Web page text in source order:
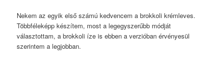
Nekem az egyik első számú kedvencem a brokkoli krémleves.
Többféleképp készítem, most a legegyszerűbb módját
választottam, a brokkoli íze is ebben a verzióban érvényesül
szerintem a legjobban.